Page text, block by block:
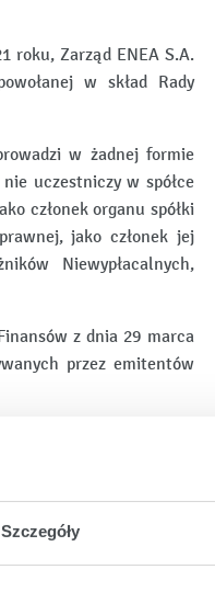
Szczegóły
roku, Zarząd ENEA S.A.
w skład Rady
w żadnej formie
uczestniczy w spółce
członek organu spółki
jako członek jej
Niewypłacalnych,
z dnia 29 marca
przez emitentów